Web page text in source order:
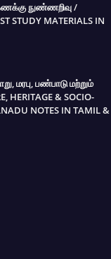
நுண்ணறிவு /
STUDY MATERIALS IN
மரபு, பண்பாடு மற்றும்
HERITAGE & SOCIO-
NOTES IN TAMIL &